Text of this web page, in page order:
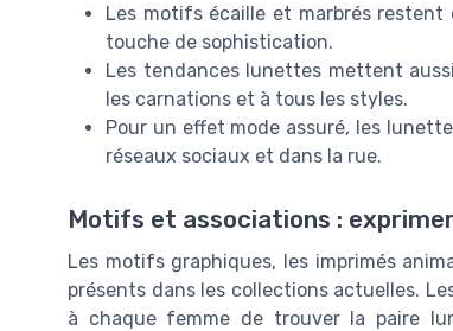
Les motifs écaille et marbrés
touche de sophistication.
Les tendances lunettes mettent
les carnations et à tous les styles.
Pour un effet mode assuré, les
réseaux sociaux et dans la rue.
Motifs et associations :
Les motifs graphiques, les imprimés
présents dans les collections actuelles.
à chaque femme de trouver la paire